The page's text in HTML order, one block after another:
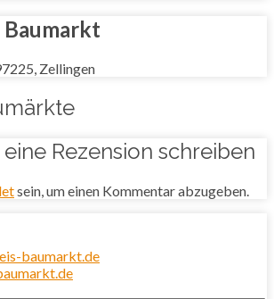
Baumarkt
Zellingen
Rezension schreiben
sein, um einen Kommentar abzugeben.
baumarkt.de